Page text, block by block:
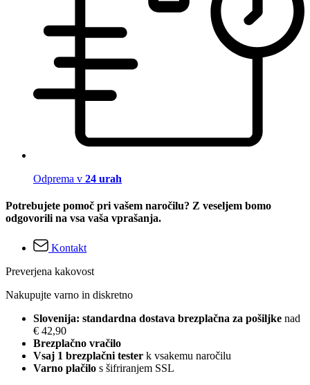
Odprema v 24 urah
Potrebujete pomoč pri vašem naročilu? Z veseljem bomo
odgovorili na vsa vaša vprašanja.
Kontakt
Preverjena kakovost
Nakupujte varno in diskretno
Slovenija: standardna dostava brezplačna za pošiljke nad
€ 42,90
Brezplačno vračilo
Vsaj 1 brezplačni tester k vsakemu naročilu
Varno plačilo s šifriranjem SSL